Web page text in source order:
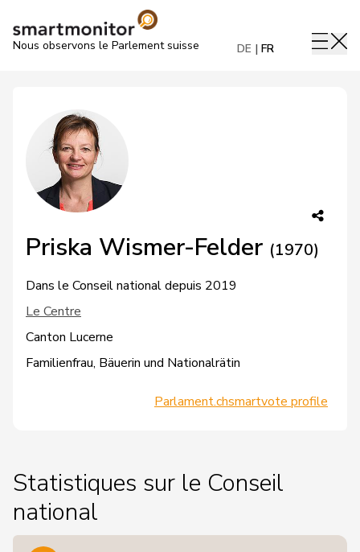
Nous observons le Parlement suisse DE FR
Priska Wismer-Felder (1970)
Dans le Conseil national depuis 2019
Le Centre
Canton Lucerne
Familienfrau, Bäuerin und Nationalrätin
Parlament.chsmartvote profile
Statistiques sur le Conseil
national